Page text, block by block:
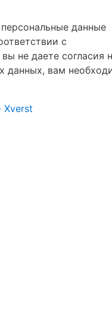
данные
с
не даете согласия
данных, вам
Xverst